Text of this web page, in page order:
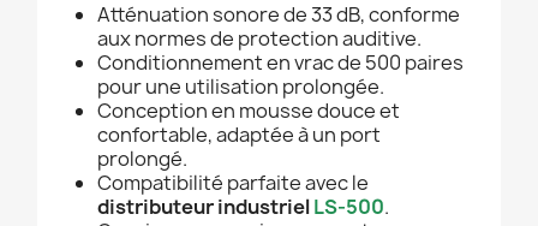
Atténuation sonore de 33 dB, conforme
aux normes de protection auditive.
Conditionnement en vrac de 500 paires
pour une utilisation prolongée.
Conception en mousse douce et
confortable, adaptée à un port
prolongé.
Compatibilité parfaite avec le
distributeur industrielLS-500.